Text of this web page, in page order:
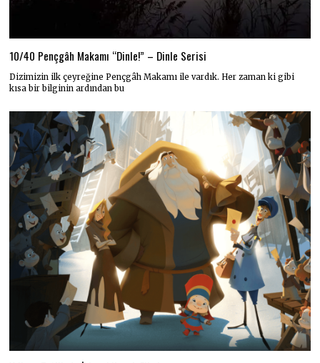
10/40 Pençgâh Makamı “Dinle!” – Dinle Serisi
Dizimizin ilk çeyreğine Pençgâh Makamı ile vardık. Her zaman ki gibi
kısa bir bilginin ardından bu